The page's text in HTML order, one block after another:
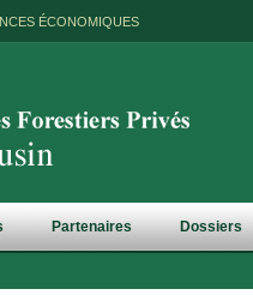
ÉCONOMIQUES
Partenaires Dossiers